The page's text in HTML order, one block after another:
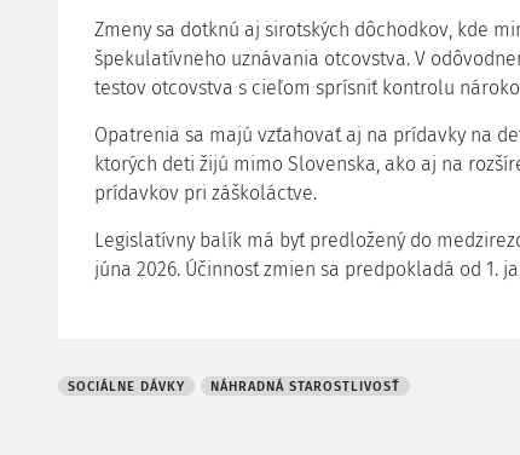
Zmeny sa dotknú aj sirotských dôchodkov, kde
špekulatívneho uznávania otcovstva. V
testov otcovstva s cieľom sprísniť kontrolu
Opatrenia sa majú vzťahovať aj na prídavky na
ktorých deti žijú mimo Slovenska, ako aj na
prídavkov pri záškoláctve.
Legislatívny balík má byť predložený do
júna 2026. Účinnosť zmien sa predpokladá od 1.
SOCIÁLNE DÁVKY NÁHRADNÁ STAROSTLIVOSŤ